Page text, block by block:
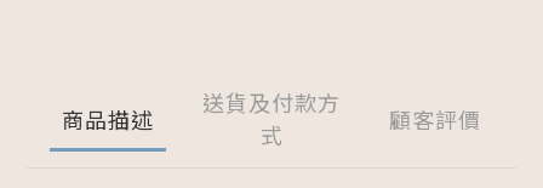
商品描述
送貨及付款方
式
顧客評價